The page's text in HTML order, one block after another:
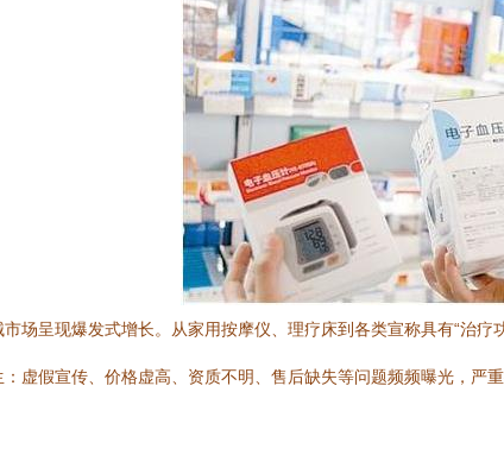
场呈现爆发式增长。从家用按摩仪、理疗床到各类宣称具有“治
虚假宣传、价格虚高、资质不明、售后缺失等问题频频曝光，